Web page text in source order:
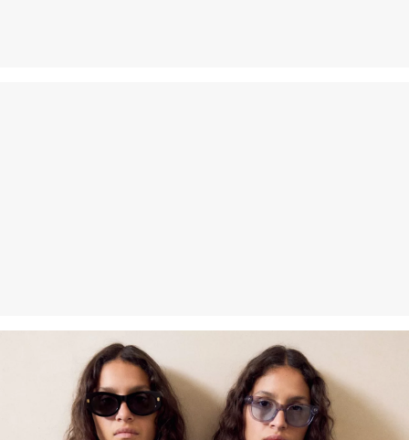
komunity zo sociálneho, environmentálneho a ekonomického
hľadiska tým, že zaškoľuje osoby aktívne v poľnohospodárskom
odvetví do udržateľnejších poľnohospodárskych postupov. Tento
výrobok sa vyrába prostredníctvom systému hmotnostnej bilancie,
a preto nemusí obsahovať lepšiu bavlnu, tzv. „better cotton“. Viac
informácií o tom nájdete nasoliver-group.com